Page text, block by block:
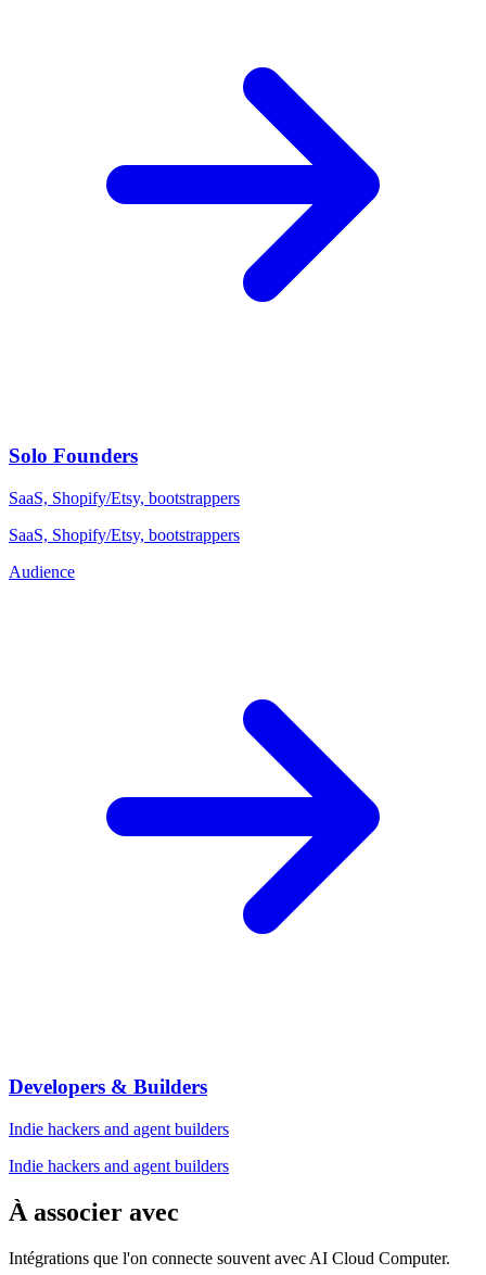
Solo Founders
SaaS, Shopify/Etsy, bootstrappers
SaaS, Shopify/Etsy, bootstrappers
Audience
Developers & Builders
Indie hackers and agent builders
Indie hackers and agent builders
À associer avec
Intégrations que l'on connecte souvent avec AI Cloud Computer.